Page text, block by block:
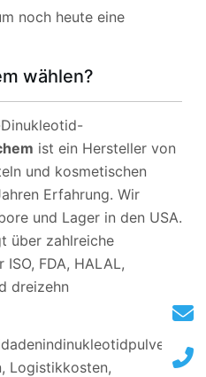
noch heute eine
wählen?
ist ein Hersteller von
und kosmetischen
Erfahrung. Wir
und Lager in den USA.
über zahlreiche
FDA, HALAL,
dreizehn
Logistikkosten,